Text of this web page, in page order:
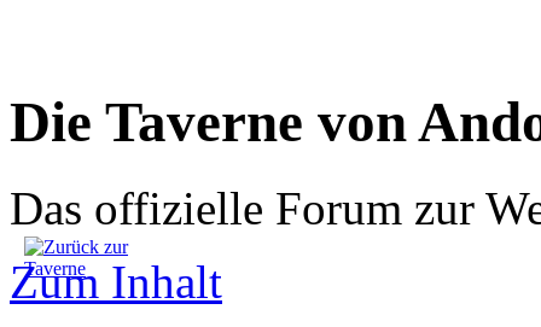
Die Taverne von
Das offizielle Forum zur
Zum Inhalt